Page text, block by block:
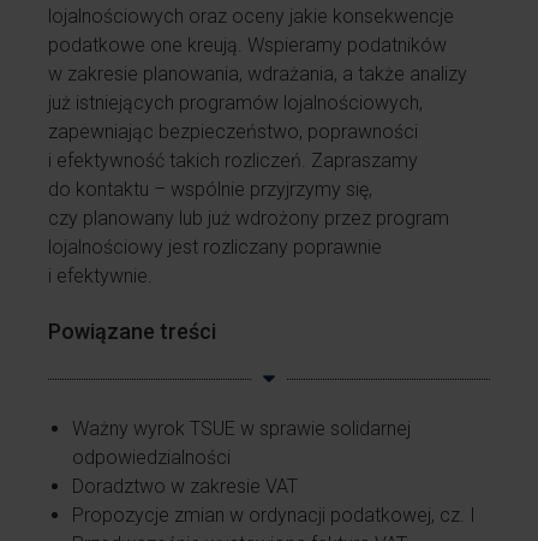
lojalnościowych oraz oceny jakie konsekwencje
podatkowe one kreują. Wspieramy podatników
w zakresie planowania, wdrażania, a także analizy
już istniejących programów lojalnościowych,
zapewniając bezpieczeństwo, poprawności
i efektywność takich rozliczeń. Zapraszamy
do kontaktu – wspólnie przyjrzymy się,
czy planowany lub już wdrożony przez program
lojalnościowy jest rozliczany poprawnie
i efektywnie.
Powiązane treści
Ważny wyrok TSUE w sprawie solidarnej
odpowiedzialności
Doradztwo w zakresie VAT
Propozycje zmian w ordynacji podatkowej, cz. I